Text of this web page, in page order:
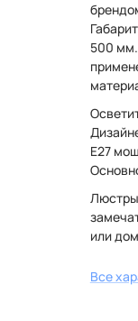
Габаритные
500
E27
Люстры
или
Все